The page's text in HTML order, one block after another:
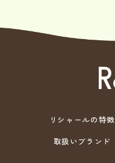
リシャールの特徴
取扱いブランド